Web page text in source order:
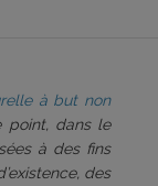
à but non
point, dans le
à des fins
des